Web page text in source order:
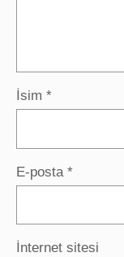
İsim *
E-posta *
İnternet sitesi